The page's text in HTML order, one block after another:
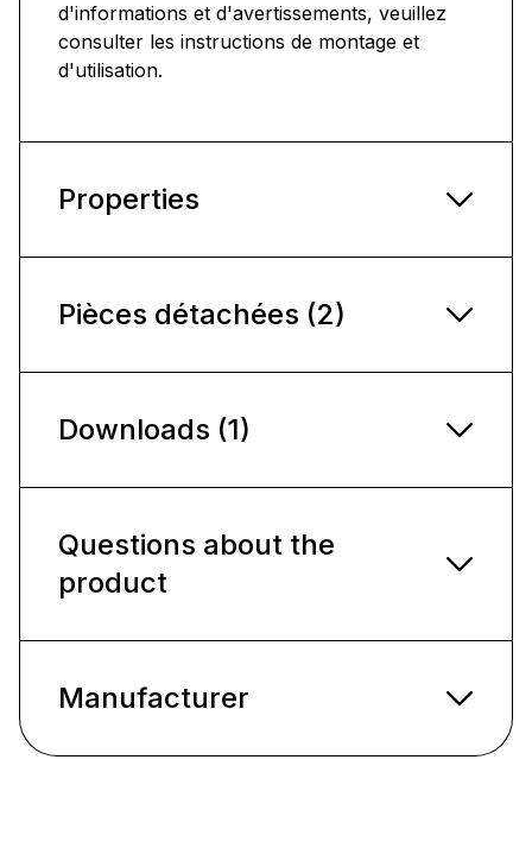
d'informations et d'avertissements, veuillez
consulter les instructions de montage et
d'utilisation.
Properties
Pièces détachées (2)
Downloads (1)
Questions about the
product
Manufacturer